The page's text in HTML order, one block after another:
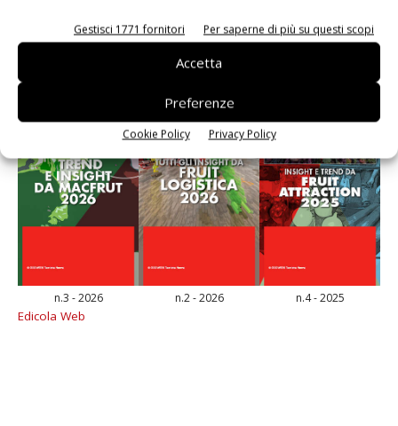
Gestisci 1771 fornitori Per saperne di più su questi scopi
Accetta
Preferenze
Cookie Policy Privacy Policy
n.3 - 2026 n.2 - 2026 n.4 - 2025
Edicola Web